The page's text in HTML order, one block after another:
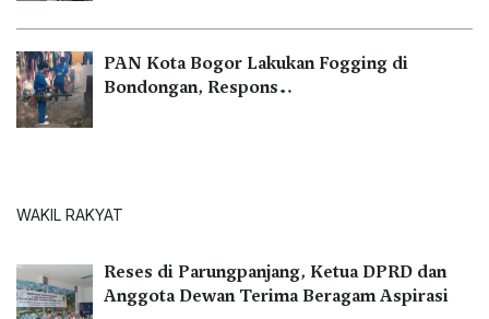
PAN Kota Bogor Lakukan Fogging di
Bondongan, Respons…
WAKIL RAKYAT
Reses di Parungpanjang, Ketua DPRD dan
Anggota Dewan Terima Beragam Aspirasi